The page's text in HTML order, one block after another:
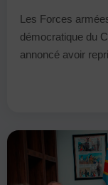
Les Forces
démocratique du
annoncé avoir